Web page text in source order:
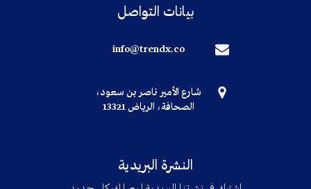
بيانات التواصل
info@trendx.co
شارع الأمير ناصر بن سعود،
الصحافة، الرياض 13321
النشرة البريدية